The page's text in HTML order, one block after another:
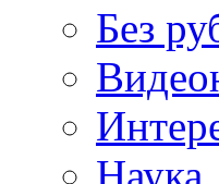
Без
Наука